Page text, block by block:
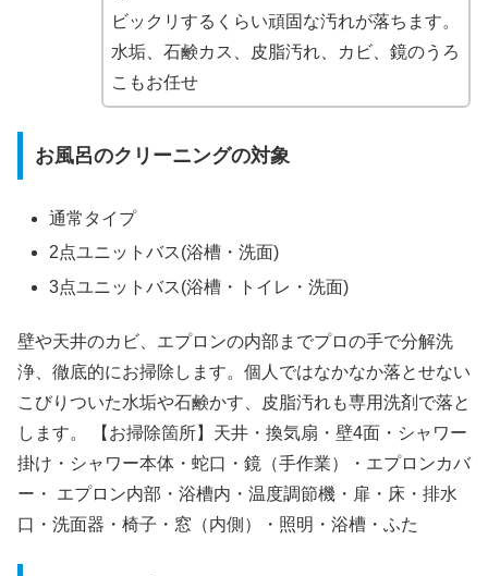
ビックリするくらい頑固な汚れが落ちます。
水垢、石鹸カス、皮脂汚れ、カビ、鏡のうろ
こもお任せ
お風呂のクリーニングの対象
通常タイプ
2点ユニットバス(浴槽・洗面)
3点ユニットバス(浴槽・トイレ・洗面)
壁や天井のカビ、エプロンの内部までプロの手で分解洗
浄、徹底的にお掃除します。個人ではなかなか落とせない
こびりついた水垢や石鹸かす、皮脂汚れも専用洗剤で落と
します。 【お掃除箇所】天井・換気扇・壁4面・シャワー
掛け・シャワー本体・蛇口・鏡（手作業）・エプロンカバ
ー・ エプロン内部・浴槽内・温度調節機・扉・床・排水
口・洗面器・椅子・窓（内側）・照明・浴槽・ふた